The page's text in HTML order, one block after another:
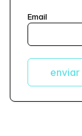
Email